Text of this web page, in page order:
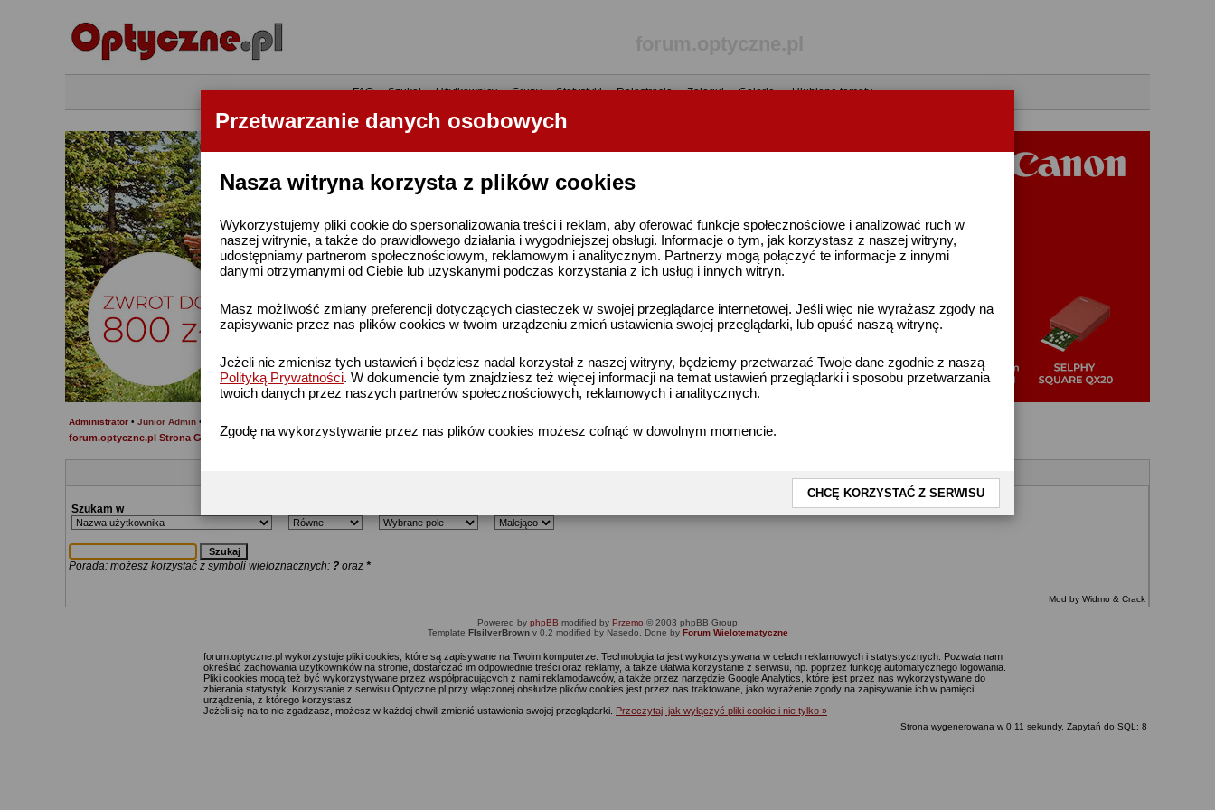
Przetwarzanie danych osobowych
Nasza witryna korzysta z plików cookies
Wykorzystujemy pliki cookie do spersonalizowania treści i reklam, aby oferować funkcje społecznościowe i analizować ruch w
naszej witrynie, a także do prawidłowego działania i wygodniejszej obsługi. Informacje o tym, jak korzystasz z naszej witryny,
udostępniamy partnerom społecznościowym, reklamowym i analitycznym. Partnerzy mogą połączyć te informacje z innymi
danymi otrzymanymi od Ciebie lub uzyskanymi podczas korzystania z ich usług i innych witryn.
Masz możliwość zmiany preferencji dotyczących ciasteczek w swojej przeglądarce internetowej. Jeśli więc nie wyrażasz zgody na
zapisywanie przez nas plików cookies w twoim urządzeniu zmień ustawienia swojej przeglądarki, lub opuść naszą witrynę.
Jeżeli nie zmienisz tych ustawień i będziesz nadal korzystał z naszej witryny, będziemy przetwarzać Twoje dane zgodnie z naszą
Polityką Prywatności. W dokumencie tym znajdziesz też więcej informacji na temat ustawień przeglądarki i sposobu przetwarzania
twoich danych przez naszych partnerów społecznościowych, reklamowych i analitycznych.
Zgodę na wykorzystywanie przez nas plików cookies możesz cofnąć w dowolnym momencie.
CHCĘ KORZYSTAĆ Z SERWISU
•FAQ•Szukaj•Użytkownicy•Grupy•Statystyki•Rejestracja•Zaloguj•Galerie• Ulubione tematy
Administrator • Junior Admin •
forum.optyczne.pl Strona Główna
Szukam w
Porada: możesz korzystać z symboli wieloznacznych: ? oraz *
Mod by Widmo & Crack
Powered by phpBB modified by Przemo © 2003 phpBB Group
Template FIsilverBrownv 0.2 modified by Nasedo. Done by Forum Wielotematyczne
forum.optyczne.pl wykorzystuje pliki cookies, które są zapisywane na Twoim komputerze. Technologia ta jest wykorzystywana w celach reklamowych i statystycznych. Pozwala nam
określać zachowania użytkowników na stronie, dostarczać im odpowiednie treści oraz reklamy, a także ułatwia korzystanie z serwisu, np. poprzez funkcję automatycznego logowania.
Pliki cookies mogą też być wykorzystywane przez współpracujących z nami reklamodawców, a także przez narzędzie Google Analytics, które jest przez nas wykorzystywane do
zbierania statystyk. Korzystanie z serwisu Optyczne.pl przy włączonej obsłudze plików cookies jest przez nas traktowane, jako wyrażenie zgody na zapisywanie ich w pamięci
urządzenia, z którego korzystasz.
Jeżeli się na to nie zgadzasz, możesz w każdej chwili zmienić ustawienia swojej przeglądarki. Przeczytaj, jak wyłączyć pliki cookie i nie tylko »
Strona wygenerowana w 0,11 sekundy. Zapytań do SQL: 8